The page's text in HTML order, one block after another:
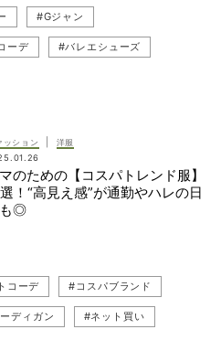
#Gジャン
ーデ #バレエシューズ
ッション
洋服
のための【コスパトレンド服】
！“高見え感”が通勤やハレの日
◎
コーデ #コスパブランド
ディガン #ネット買い